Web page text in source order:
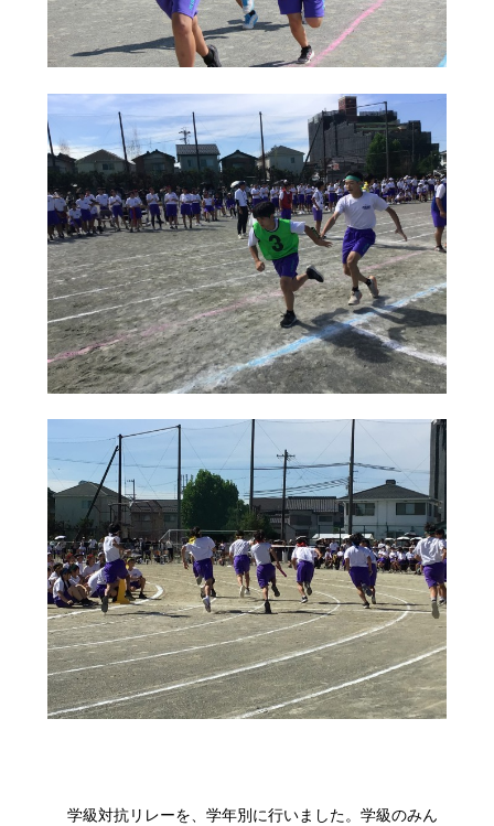
学級対抗リレーを、学年別に行いました。学級のみん